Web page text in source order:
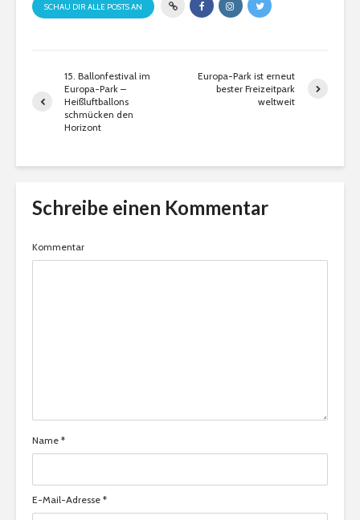
SCHAU DIR ALLE POSTS AN
15. Ballonfestival im
Europa-Park –
Heißluftballons
schmücken den
Horizont
Europa-Park ist erneut
bester Freizeitpark
weltweit
Schreibe einen Kommentar
Kommentar
Name *
E-Mail-Adresse *